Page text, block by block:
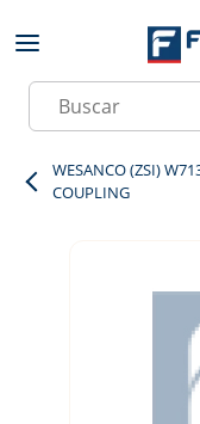
Skip to main
Site Search
WESANCO (ZSI)
COUPLING